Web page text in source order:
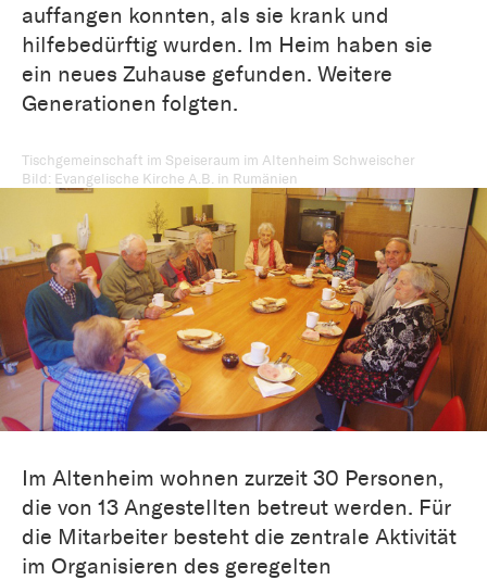
auffangen konnten, als sie krank und
hilfebedürftig wurden. Im Heim haben sie
ein neues Zuhause gefunden. Weitere
Generationen folgten.
Tischgemeinschaft im Speiseraum im Altenheim Schweischer
Bild: Evangelische Kirche A.B. in Rumänien
Im Altenheim wohnen zurzeit 30 Personen,
die von 13 Angestellten betreut werden. Für
die Mitarbeiter besteht die zentrale Aktivität
im Organisieren des geregelten